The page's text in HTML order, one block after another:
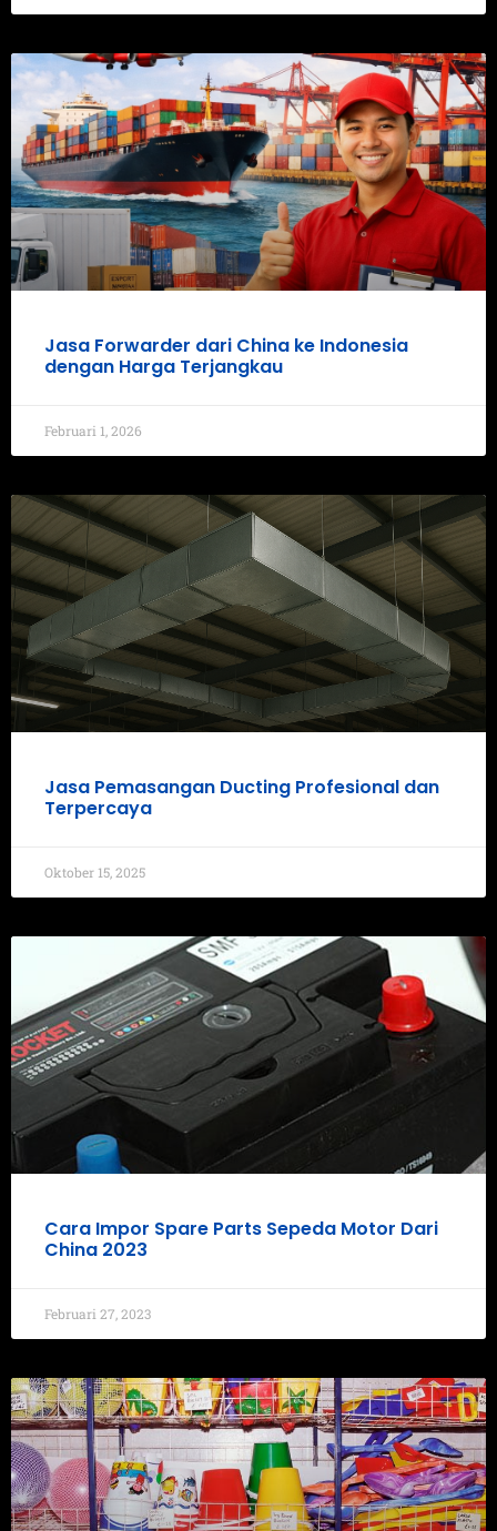
Jasa Forwarder dari China ke Indonesia
dengan Harga Terjangkau
Februari 1, 2026
Jasa Pemasangan Ducting Profesional dan
Terpercaya
Oktober 15, 2025
Cara Impor Spare Parts Sepeda Motor Dari
China 2023
Februari 27, 2023